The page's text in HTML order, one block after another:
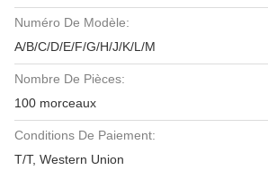
Numéro De Modèle:
A/B/C/D/E/F/G/H/J/K/L/M
Nombre De Pièces:
100 morceaux
Conditions De Paiement:
T/T, Western Union